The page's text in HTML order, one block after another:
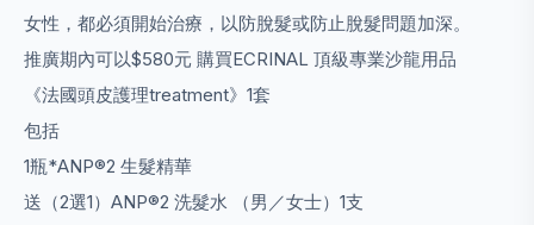
女性，都必須開始治療，以防脫髮或防止脫髮問題加深。
推廣期內可以$580元 購買ECRINAL 頂級專業沙龍用品
《法國頭皮護理treatment》1套
包括
1瓶*ANP®2 生髮精華
送（2選1）ANP®2 洗髮水 （男／女士）1支